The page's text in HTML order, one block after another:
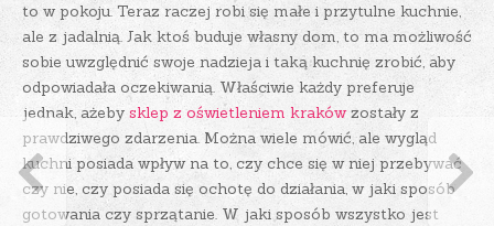
to w pokoju. Teraz raczej robi się małe i przytulne kuchnie,
ale z jadalnią. Jak ktoś buduje własny dom, to ma możliwość
sobie uwzględnić swoje nadzieja i taką kuchnię zrobić, aby
odpowiadała oczekiwanią. Właściwie każdy preferuje
jednak, ażeby sklep z oświetleniem krakówzostały z
prawdziwego zdarzenia. Można wiele mówić, ale wygląd
kuchni posiada wpływ na to, czy chce się w niej przebywać
czy nie, czy posiada się ochotę do działania, w jaki sposób
gotowania czy sprzątanie. W jaki sposób wszystko jest